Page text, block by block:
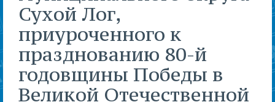
Сухой Лог,
приуроченного к
празднованию 80-й
годовщины Победы в
Великой Отечественной